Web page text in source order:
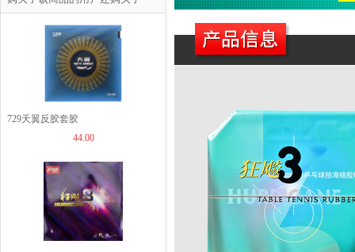
TIBHAR挺拔飞舞紫金...
169.00
60.00
729天翼反胶套胶
44.00